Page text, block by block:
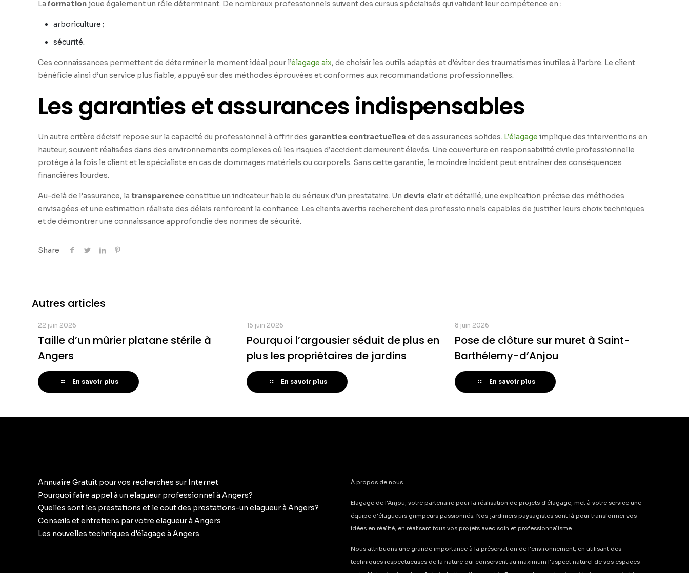
Laformation joue également un rôle déterminant. De nombreux professionnels suivent des cursus spécialisés qui valident leur compétence en :
arboriculture ;
sécurité.
Ces connaissances permettent de déterminer le moment idéal pour l’élagage aix, de choisir les outils adaptés et d’éviter des traumatismes inutiles à l’arbre. Le client
bénéficie ainsi d’un service plus fiable, appuyé sur des méthodes éprouvées et conformes aux recommandations professionnelles.
Les garanties et assurances indispensables
Un autre critère décisif repose sur la capacité du professionnel à offrir des garanties contractuelles et des assurances solides. L’élagage implique des interventions en
hauteur, souvent réalisées dans des environnements complexes où les risques d’accident demeurent élevés. Une couverture en responsabilité civile professionnelle
protège à la fois le client et le spécialiste en cas de dommages matériels ou corporels. Sans cette garantie, le moindre incident peut entraîner des conséquences
financières lourdes.
Au-delà de l’assurance, latransparence constitue un indicateur fiable du sérieux d’un prestataire. Un devis clairet détaillé, une explication précise des méthodes
envisagées et une estimation réaliste des délais renforcent la confiance. Les clients avertis recherchent des professionnels capables de justifier leurs choix techniques
et de démontrer une connaissance approfondie des normes de sécurité.
Share
Autres articles
22 juin 2026
Taille d’un mûrier platane stérile à
Angers
En savoir plus
15 juin 2026
Pourquoi l’argousier séduit de plus en
plus les propriétaires de jardins
En savoir plus
8 juin 2026
Pose de clôture sur muret à Saint-
Barthélemy-d’Anjou
En savoir plus
Annuaire Gratuit pour vos recherches sur Internet
Pourquoi faire appel à un elagueur professionnel à Angers?
Quelles sont les prestations et le cout des prestations-un elagueur à Angers?
Conseils et entretiens par votre elagueur à Angers
Les nouvelles techniques d'élagage à Angers
À propos de nous
Elagage de l'Anjou, votre partenaire pour la réalisation de projets d'élagage, met à votre service une
équipe d'élagueurs grimpeurs passionnés. Nos jardiniers paysagistes sont là pour transformer vos
idées en réalité, en réalisant tous vos projets avec soin et professionnalisme.
Nous attribuons une grande importance à la préservation de l'environnement, en utilisant des
techniques respectueuses de la nature qui conservent au maximum l'aspect naturel de vos espaces